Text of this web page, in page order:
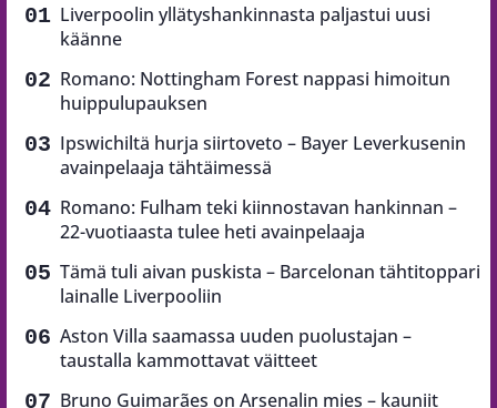
Liverpoolin yllätyshankinnasta paljastui uusi
käänne
Romano: Nottingham Forest nappasi himoitun
huippulupauksen
Ipswichiltä hurja siirtoveto – Bayer Leverkusenin
avainpelaaja tähtäimessä
Romano: Fulham teki kiinnostavan hankinnan –
22-vuotiaasta tulee heti avainpelaaja
Tämä tuli aivan puskista – Barcelonan tähtitoppari
lainalle Liverpooliin
Aston Villa saamassa uuden puolustajan –
taustalla kammottavat väitteet
Bruno Guimarães on Arsenalin mies – kauniit